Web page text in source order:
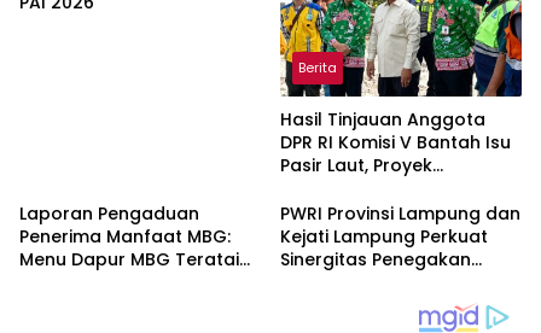
Berita
Hasil Tinjauan Anggota
DPR RI Komisi V Bantah Isu
Pasir Laut, Proyek
Sejati Dipastikan Sesuai
Spesifikasi
Laporan Pengaduan
Penerima Manfaat MBG:
Menu Dapur MBG Teratai
PWRI Provinsi Lampung dan
Kejati Lampung Perkuat
Sinergitas Penegakan